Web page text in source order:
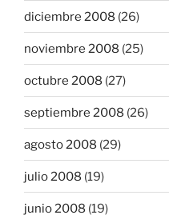
diciembre 2008 (26)
noviembre 2008 (25)
octubre 2008 (27)
septiembre 2008 (26)
agosto 2008 (29)
julio 2008 (19)
junio 2008 (19)